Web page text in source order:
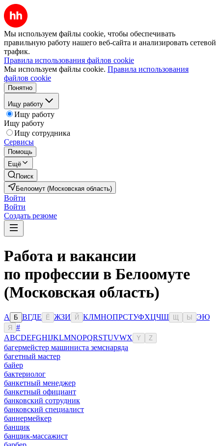
Мы используем файлы cookie, чтобы обеспечивать
правильную работу нашего веб-сайта и анализировать сетевой
трафик.
Правила использования файлов cookie
Мы используем файлы cookie. Правила использования
файлов cookie
Понятно
Ищу работу
Ищу работу
Ищу работу
Ищу сотрудника
Сервисы
Помощь
Ещё
Поиск
Белоомут (Московская область)
Войти
Войти
Создать резюме
Работа и вакансии
по профессии в Белоомуте
(Московская область)
А Б ВГДЕ Ё ЖЗИ Й КЛМНОПРСТУФХЦЧШ Ы ЭЮ
Я
#
ABCDEFGHIJKLMNOPQRSTUVWX Y Z
багермейстер машиниста земснаряда
багетный мастер
байер
бактериолог
банкетный менеджер
банкетный официант
банковский сотрудник
банковский специалист
баннермейкер
банщик
банщик-массажист